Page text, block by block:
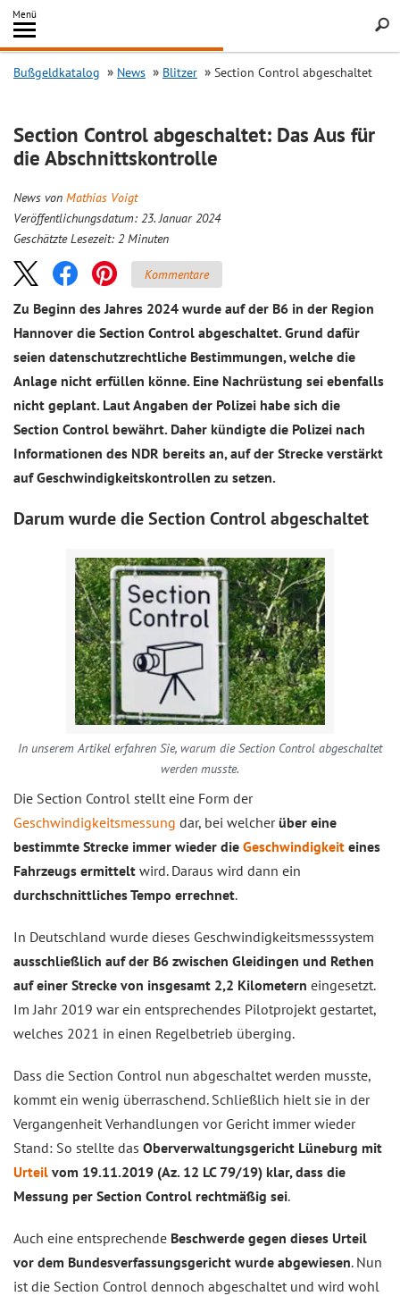
Inhalt
springen
Menü
Search
Bußgeldkatalog News Blitzer Section Control abgeschaltet
Section Control abgeschaltet: Das Aus für
die Abschnittskontrolle
News von Mathias Voigt
Veröffentlichungsdatum: 23. Januar 2024
Geschätzte Lesezeit: 2 Minuten
Kommentare
Zu Beginn des Jahres 2024 wurde auf der B6 in der Region
Hannover die Section Control abgeschaltet. Grund dafür
seien datenschutzrechtliche Bestimmungen, welche die
Anlage nicht erfüllen könne. Eine Nachrüstung sei ebenfalls
nicht geplant. Laut Angaben der Polizei habe sich die
Section Control bewährt. Daher kündigte die Polizei nach
Informationen des NDR bereits an, auf der Strecke verstärkt
auf Geschwindigkeitskontrollen zu setzen.
Darum wurde die Section Control abgeschaltet
In unserem Artikel erfahren Sie, warum die Section Control abgeschaltet
werden musste.
Die Section Control stellt eine Form der
Geschwindigkeitsmessung dar, bei welcherüber eine
bestimmte Strecke immer wieder die Geschwindigkeit eines
Fahrzeugs ermittelt wird. Daraus wird dann ein
durchschnittliches Tempo errechnet.
In Deutschland wurde dieses Geschwindigkeitsmesssystem
ausschließlich auf der B6 zwischen Gleidingen und Rethen
auf einer Strecke von insgesamt 2,2 Kilometern eingesetzt.
Im Jahr 2019 war ein entsprechendes Pilotprojekt gestartet,
welches 2021 in einen Regelbetrieb überging.
Dass die Section Control nun abgeschaltet werden musste,
kommt ein wenig überraschend. Schließlich hielt sie in der
Vergangenheit Verhandlungen vor Gericht immer wieder
Stand: So stellte das Oberverwaltungsgericht Lüneburg mit
Urteil vom 19.11.2019 (Az. 12 LC 79/19) klar, dass die
Messung per Section Control rechtmäßig sei.
Auch eine entsprechende Beschwerde gegen dieses Urteil
vor dem Bundesverfassungsgericht wurde abgewiesen. Nun
ist die Section Control dennoch abgeschaltet und wird wohl